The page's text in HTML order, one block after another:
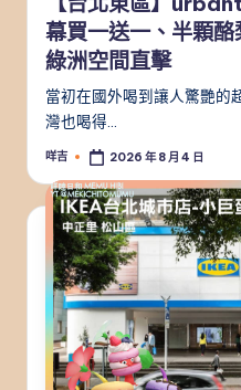
幕買一送一、半顆
綠洲空間直擊
當初在國外喝到讓人驚艷的
灣也喝得…
Posted
咩吉 2026 年 8 月 4 日